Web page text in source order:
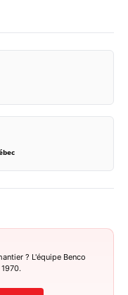
? L'équipe Benco